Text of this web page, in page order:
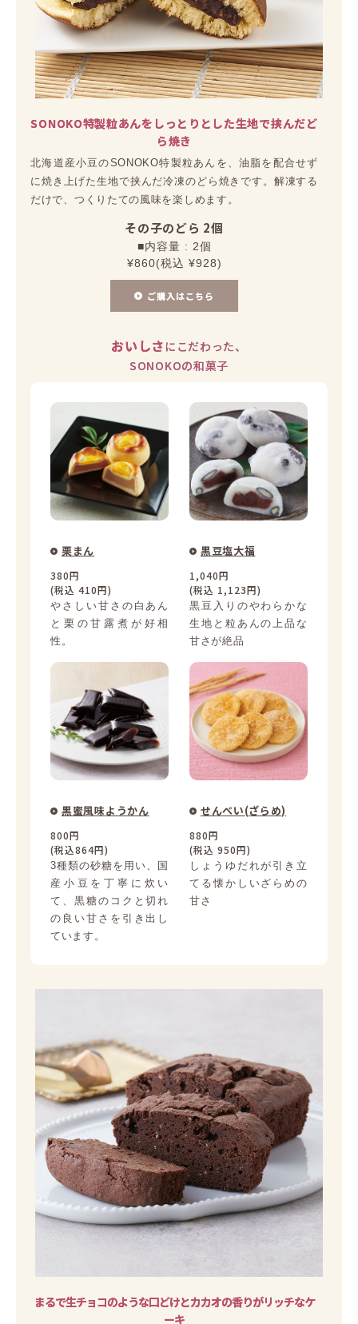
SONOKO特製粒あんをしっとりとした生地で挟んだど
ら焼き
北海道産小豆のSONOKO特製粒あんを、油脂を配合せず
に焼き上げた生地で挟んだ冷凍のどら焼きです。解凍する
だけで、つくりたての風味を楽しめます。
その子のどら 2個
■内容量 : 2個
¥860(税込 ¥928)
ご購入はこちら
おいしさにこだわった、
SONOKOの和菓子
栗まん
380円
(税込 410円)
やさしい甘さの白あん
と栗の甘露煮が好相
性。
黒豆塩大福
1,040円
(税込 1,123円)
黒豆入りのやわらかな
生地と粒あんの上品な
甘さが絶品
黒蜜風味ようかん
800円
(税込864円)
3種類の砂糖を用い、国
産小豆を丁寧に炊い
て、黒糖のコクと切れ
の良い甘さを引き出し
ています。
せんべい(ざらめ)
880円
(税込 950円)
しょうゆだれが引き立
てる懐かしいざらめの
甘さ
まるで生チョコのような口どけとカカオの香りがリッチなケ
ーキ